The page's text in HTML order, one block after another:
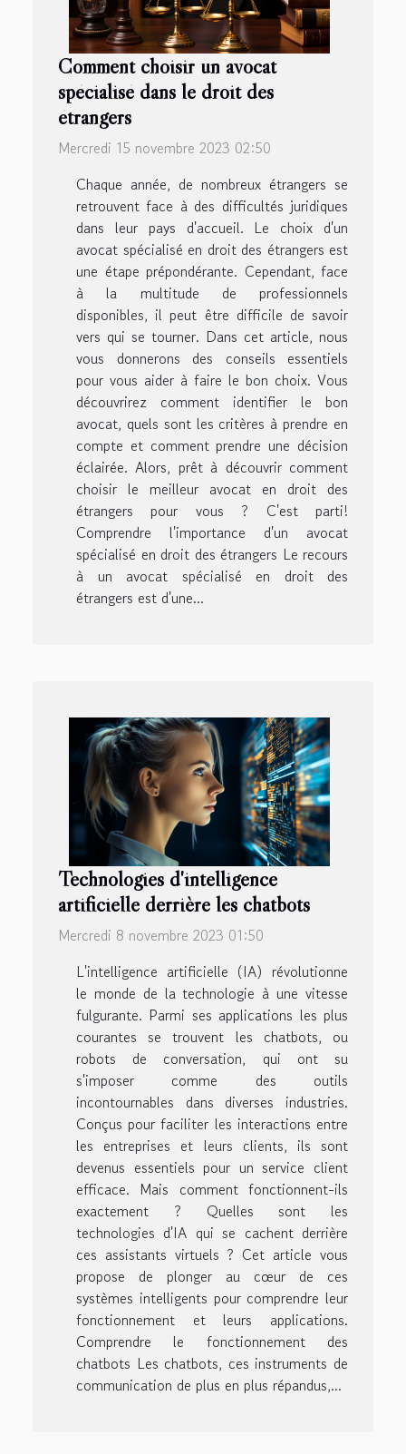
Comment choisir un avocat
spécialisé dans le droit des
étrangers
Mercredi 15 novembre 2023 02:50
Chaque année, de nombreux étrangers se
retrouvent face à des difficultés juridiques
dans leur pays d'accueil. Le choix d'un
avocat spécialisé en droit des étrangers est
une étape prépondérante. Cependant, face
à la multitude de professionnels
disponibles, il peut être difficile de savoir
vers qui se tourner. Dans cet article, nous
vous donnerons des conseils essentiels
pour vous aider à faire le bon choix. Vous
découvrirez comment identifier le bon
avocat, quels sont les critères à prendre en
compte et comment prendre une décision
éclairée. Alors, prêt à découvrir comment
choisir le meilleur avocat en droit des
étrangers pour vous ? C'est parti!
Comprendre l'importance d'un avocat
spécialisé en droit des étrangers Le recours
à un avocat spécialisé en droit des
étrangers est d'une...
Technologies d'intelligence
artificielle derrière les chatbots
Mercredi 8 novembre 2023 01:50
L'intelligence artificielle (IA) révolutionne
le monde de la technologie à une vitesse
fulgurante. Parmi ses applications les plus
courantes se trouvent les chatbots, ou
robots de conversation, qui ont su
s'imposer comme des outils
incontournables dans diverses industries.
Conçus pour faciliter les interactions entre
les entreprises et leurs clients, ils sont
devenus essentiels pour un service client
efficace. Mais comment fonctionnent-ils
exactement ? Quelles sont les
technologies d'IA qui se cachent derrière
ces assistants virtuels ? Cet article vous
propose de plonger au cœur de ces
systèmes intelligents pour comprendre leur
fonctionnement et leurs applications.
Comprendre le fonctionnement des
chatbots Les chatbots, ces instruments de
communication de plus en plus répandus,...